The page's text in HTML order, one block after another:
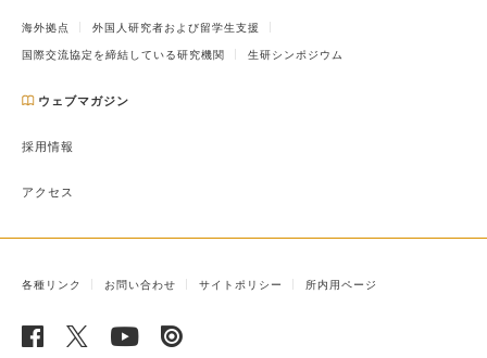
海外拠点 外国人研究者および留学生支援
国際交流協定を締結している研究機関 生研シンポジウム
ウェブマガジン
採用情報
アクセス
各種リンク お問い合わせ サイトポリシー 所内用ページ